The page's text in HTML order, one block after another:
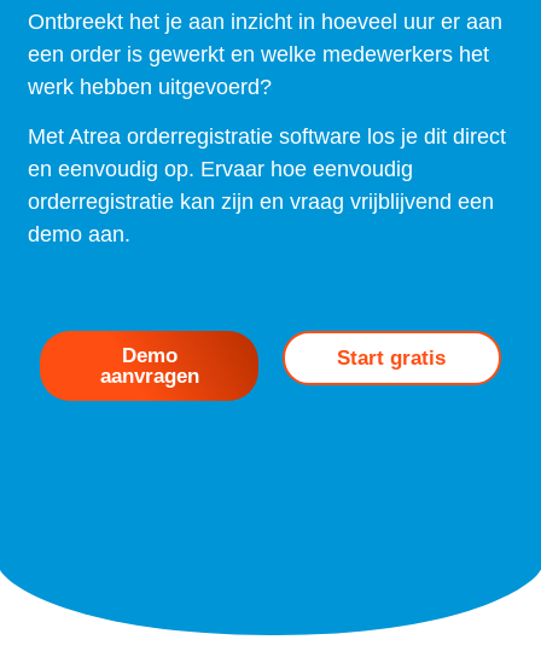
Ontbreekt het je aan inzicht in hoeveel uur er aan
een order is gewerkt en welke medewerkers het
werk hebben uitgevoerd?
Met Atrea orderregistratie software los je dit direct
en eenvoudig op. Ervaar hoe eenvoudig
orderregistratie kan zijn en vraag vrijblijvend een
demo aan.
Demo
aanvragen
Start gratis